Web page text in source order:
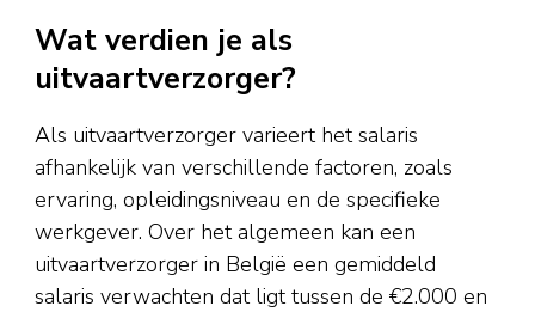
Wat verdien je als
uitvaartverzorger?
Als uitvaartverzorger varieert het salaris
afhankelijk van verschillende factoren, zoals
ervaring, opleidingsniveau en de specifieke
werkgever. Over het algemeen kan een
uitvaartverzorger in België een gemiddeld
salaris verwachten dat ligt tussen de €2.000 en